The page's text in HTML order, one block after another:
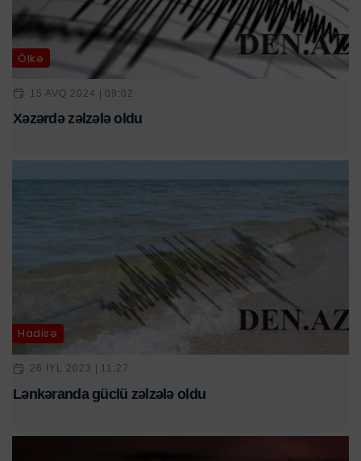
Ölkə
15 AVQ 2024 | 09:02
Xəzərdə zəlzələ oldu
Hadisə
26 IYL 2023 | 11:27
Lənkəranda güclü zəlzələ oldu